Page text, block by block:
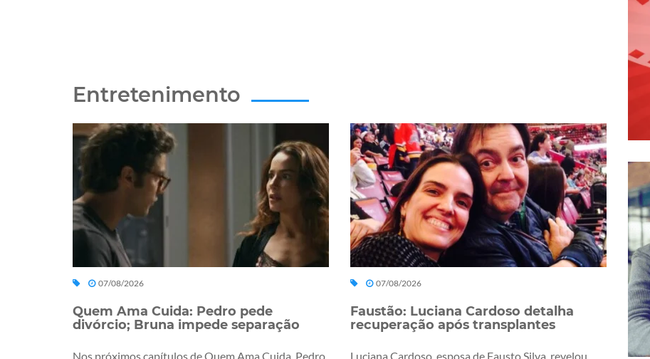
Entretenimento
07/08/2026
Quem Ama Cuida: Pedro pede
divórcio; Bruna impede separação
Nos próximos capítulos de Quem Ama Cuida, Pedro
07/08/2026
Faustão: Luciana Cardoso detalha
recuperação após transplantes
Luciana Cardoso, esposa de Fausto Silva, revelou